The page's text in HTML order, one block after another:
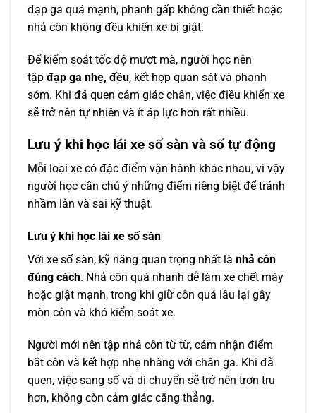
đạp ga quá mạnh, phanh gấp không cần thiết hoặc
nhả côn không đều khiến xe bị giật.
Để kiểm soát tốc độ mượt mà, người học nên
tập đạp ga nhẹ, đều, kết hợp quan sát và phanh
sớm. Khi đã quen cảm giác chân, việc điều khiển xe
sẽ trở nên tự nhiên và ít áp lực hơn rất nhiều.
Lưu ý khi học lái xe số sàn và số tự động
Mỗi loại xe có đặc điểm vận hành khác nhau, vì vậy
người học cần chú ý những điểm riêng biệt để tránh
nhầm lẫn và sai kỹ thuật.
Lưu ý khi học lái xe số sàn
Với xe số sàn, kỹ năng quan trọng nhất là nhả côn
đúng cách. Nhả côn quá nhanh dễ làm xe chết máy
hoặc giật mạnh, trong khi giữ côn quá lâu lại gây
mòn côn và khó kiểm soát xe.
Người mới nên tập nhả côn từ từ, cảm nhận điểm
bắt côn và kết hợp nhẹ nhàng với chân ga. Khi đã
quen, việc sang số và di chuyển sẽ trở nên trơn tru
hơn, không còn cảm giác căng thẳng.